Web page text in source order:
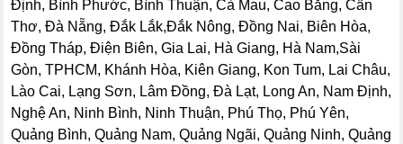
Định, Bình Phước, Bình Thuận, Cà Mau, Cao Bằng, Cần
Thơ, Đà Nẵng, Đắk Lắk,Đắk Nông, Đồng Nai, Biên Hòa,
Đồng Tháp, Điện Biên, Gia Lai, Hà Giang, Hà Nam,Sài
Gòn, TPHCM, Khánh Hòa, Kiên Giang, Kon Tum, Lai Châu,
Lào Cai, Lạng Sơn, Lâm Đồng, Đà Lạt, Long An, Nam Định,
Nghệ An, Ninh Bình, Ninh Thuận, Phú Thọ, Phú Yên,
Quảng Bình, Quảng Nam, Quảng Ngãi, Quảng Ninh, Quảng